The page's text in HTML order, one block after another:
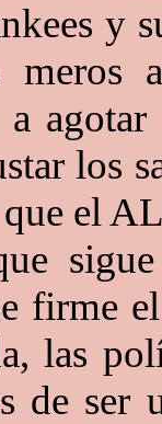
y
meros
los
el
firme
las
de ser